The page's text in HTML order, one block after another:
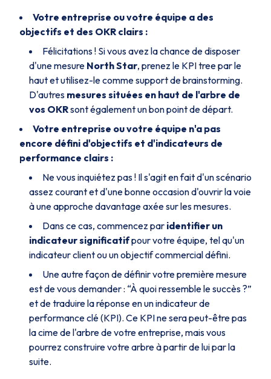
Votre entreprise ou votre équipe a des
objectifs et des OKR clairs :
Félicitations ! Si vous avez la chance de disposer
d'une mesure North Star, prenez le KPI tree par le
haut et utilisez-le comme support de brainstorming.
D'autres mesures situées en haut de l'arbre de
vos OKRsont également un bon point de départ.
Votre entreprise ou votre équipe n'a pas
encore défini d'objectifs et d'indicateurs de
performance clairs :
Ne vous inquiétez pas ! Il s'agit en fait d'un scénario
assez courant et d'une bonne occasion d'ouvrir la voie
à une approche davantage axée sur les mesures.
Dans ce cas, commencez par identifier un
indicateur significatifpour votre équipe, tel qu'un
indicateur client ou un objectif commercial défini.
Une autre façon de définir votre première mesure
est de vous demander : “À quoi ressemble le succès ?”
et de traduire la réponse en un indicateur de
performance clé (KPI). Ce KPI ne sera peut-être pas
la cime de l'arbre de votre entreprise, mais vous
pourrez construire votre arbre à partir de lui par la
suite.